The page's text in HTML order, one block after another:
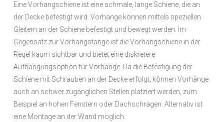
Eine Vorhangschiene ist eine schmale, lange Schiene, die an
der Decke befestigt wird. Vorhänge können mittels speziellen
Gleitern an der Schiene befestigt und bewegt werden. Im
Gegensatz zur Vorhangstange ist die Vorhangschiene in der
Regel kaum sichtbar und bietet eine diskretere
Aufhängungsoption für Vorhänge. Da die Befestigung der
Schiene mit Schrauben an der Decke erfolgt, können Vorhänge
auch an schwer zugänglichen Stellen platziert werden, zum
Beispiel an hohen Fenstern oder Dachschrägen. Alternativ ist
eine Montage an der Wand möglich.